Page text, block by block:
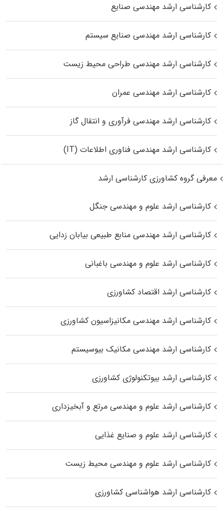
کارشناسی ارشد مهندسی صنایع
کارشناسی ارشد مهندسی صنایع سیستم
کارشناسی ارشد مهندسی طراحی محیط زیست
کارشناسی ارشد مهندسی عمران
کارشناسی ارشد مهندسی فرآوری و انتقال گاز
کارشناسی ارشد مهندسی فناوری اطلاعات (IT)
معرفی گروه کشاورزی کارشناسی ارشد
کارشناسی ارشد علوم و مهندسی جنگل
کارشناسی ارشد مهندسی منابع طبیعی بیابان زدایی
کارشناسی ارشد علوم و مهندسی باغبانی
کارشناسی ارشد اقتصاد کشاورزی
کارشناسی ارشد مهندسی مکانیزاسیون کشاورزی
کارشناسی ارشد مهندسی مکانیک بیوسیستم
کارشناسی ارشد بیوتکنولوژی کشاورزی
کارشناسی ارشد علوم و مهندسی مرتع و آبخیزداری
کارشناسی ارشد علوم و صنایع غذایی
کارشناسی ارشد علوم و مهندسی محیط زیست
کارشناسی ارشد هواشناسی کشاورزی